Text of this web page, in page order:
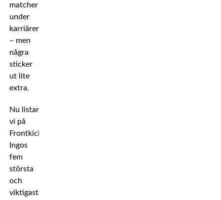
matcher
under
karriären
– men
några
sticker
ut lite
extra.
Nu listar
vi på
Frontkick
Ingos
fem
största
och
viktigaste